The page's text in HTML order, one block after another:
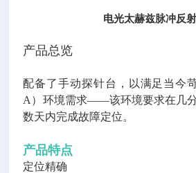
电光太赫兹脉冲反
产品总览
配备了手动探针台，以满足当今
A）环境需求——该环境要求在几
数天内完成故障定位。
产品特点
定位精确